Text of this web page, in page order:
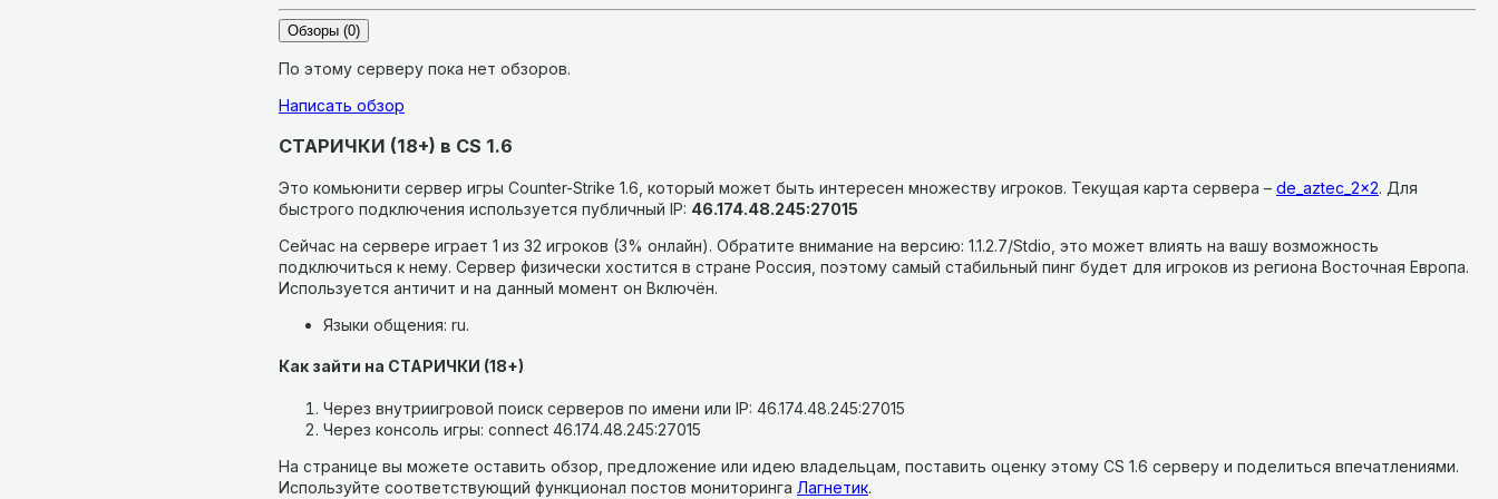
Обзоры (0)
По этому серверу пока нет обзоров.
Написать обзор
СТАРИЧКИ (18+) в CS 1.6
Это комьюнити сервер игры Counter-Strike 1.6, который может быть интересен множеству игроков. Текущая карта сервера – de_aztec_2x2. Для
быстрого подключения используется публичный IP: 46.174.48.245:27015
Сейчас на сервере играет 1 из 32 игроков (3% онлайн). Обратите внимание на версию: 1.1.2.7/Stdio, это может влиять на вашу возможность
подключиться к нему. Сервер физически хостится в стране Россия, поэтому самый стабильный пинг будет для игроков из региона Восточная Европа.
Используется античит и на данный момент он Включён.
Языки общения: ru.
Как зайти на СТАРИЧКИ (18+)
Через внутриигровой поиск серверов по имени или IP: 46.174.48.245:27015
Через консоль игры: connect 46.174.48.245:27015
На странице вы можете оставить обзор, предложение или идею владельцам, поставить оценку этому CS 1.6 серверу и поделиться впечатлениями.
Используйте соответствующий функционал постов мониторинга Лагнетик.